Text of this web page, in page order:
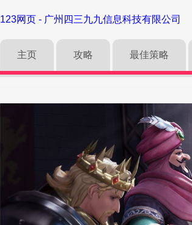
123网页 - 广州四三九九信息科技有限公司
主页 攻略 最佳策略